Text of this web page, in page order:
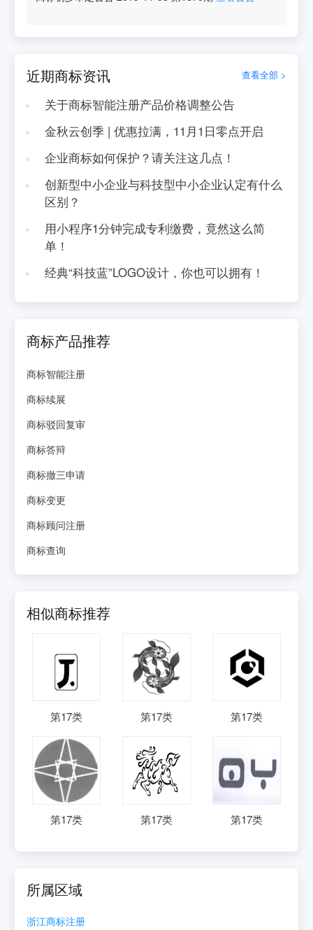
近期商标资讯 查看全部 >
关于商标智能注册产品价格调整公告
金秋云创季 | 优惠拉满，11月1日零点开启
企业商标如何保护？请关注这几点！
创新型中小企业与科技型中小企业认定有什么
区别？
用小程序1分钟完成专利缴费，竟然这么简
单！
经典“科技蓝”LOGO设计，你也可以拥有！
商标产品推荐
商标智能注册
商标续展
商标驳回复审
商标答辩
商标撤三申请
商标变更
商标顾问注册
商标查询
相似商标推荐
第17类 第17类 第17类
第17类 第17类 第17类
所属区域
浙江商标注册